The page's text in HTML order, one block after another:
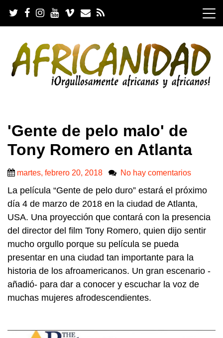
i
'Gente de pelo malo' de
Tony Romero en Atlanta
martes, febrero 20, 2018 No hay comentarios
La película “Gente de pelo duro” estará el próximo
día 4 de marzo de 2018 en la ciudad de Atlanta,
USA. Una proyección que contará con la presencia
del director del film Tony Romero, quien dijo sentir
mucho orgullo porque su película se pueda
presentar en una ciudad tan importante para la
historia de los afroamericanos. Un gran escenario -
añadió- para dar a conocer y escuchar la voz de
muchas mujeres afrodescendientes.